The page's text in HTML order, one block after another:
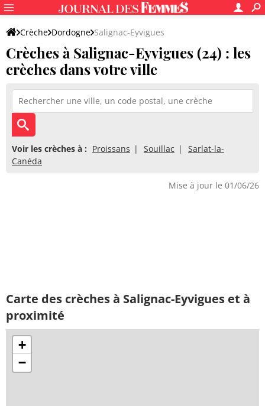
Crèche Dordogne Salignac-Eyvigues
Crèches à Salignac-Eyvigues (24) : les
crèches dans votre ville
Voir les crèches à : Proissans Souillac
Sarlat-la-
Canéda
Mise à jour le 01/06/26
Carte des crèches à Salignac-Eyvigues et à
proximité
+
−